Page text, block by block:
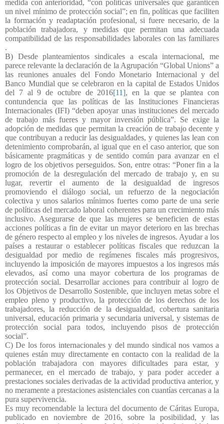
medida con anterioridad, “con políticas universales que garanticen
un nivel mínimo de protección social”; en fin, políticas que faciliten
la formación y readaptación profesional, si fuere necesario, de la
población trabajadora, y medidas que permitan una adecuada
compatibilidad de las responsabilidades laborales con las familiares
.
B) Desde planteamientos sindicales a escala internacional, me
parece relevante la declaración de la Agrupación “Global Unions” a
las reuniones anuales del Fondo Monetario Internacional y del
Banco Mundial que se celebraron en la capital de Estados Unidos
del 7 al 9 de octubre de 2016[11], en la que se plantea con
contundencia que las políticas de las Instituciones Financieras
Internacionales (IFI) “deben apoyar unas instituciones del mercado
de trabajo más fueres y mayor inversión pública”. Se exige la
adopción de medidas que permitan la creación de trabajo decente y
que contribuyan a reducir las desigualdades, y quienes las lean con
detenimiento comprobarán, al igual que en el caso anterior, que son
básicamente pragmáticas y de sentido común para avanzar en el
logro de los objetivos perseguidos. Son, entre otras: “Poner fin a la
promoción de la desregulación del mercado de trabajo y, en su
lugar, revertir el aumento de la desigualdad de ingresos
promoviendo el diálogo social, un refuerzo de la negociación
colectiva y unos salarios mínimos fuertes como parte de una serie
de políticas del mercado laboral coherentes para un crecimiento más
inclusivo. Asegurarse de que las mujeres se beneficien de estas
acciones políticas a fin de evitar un mayor deterioro en las brechas
de género respecto al empleo y los niveles de ingresos. Ayudar a los
países a restaurar o establecer políticas fiscales que reduzcan la
desigualdad por medio de regímenes fiscales más progresivos,
incluyendo la imposición de mayores impuestos a los ingresos más
elevados, así como una mayor cobertura de los programas de
protección social. Desarrollar acciones para contribuir al logro de
los Objetivos de Desarrollo Sostenible, que incluyen metas sobre el
empleo pleno y productivo, la protección de los derechos de los
trabajadores, la reducción de la desigualdad, cobertura sanitaria
universal, educación primaria y secundaria universal, y sistemas de
protección social para todos, incluyendo pisos de protección
social”.
C) De los foros internacionales y del mundo sindical nos vamos a
quienes están muy directamente en contacto con la realidad de la
población trabajadora con mayores dificultades para estar, y
permanecer, en el mercado de trabajo, y para poder acceder a
prestaciones sociales derivadas de la actividad productiva anterior, y
no meramente a prestaciones asistenciales con cuantías cercanas a la
pura supervivencia.
Es muy recomendable la lectura del documento de Cáritas Europa,
publicado en noviembre de 2016, sobre la posibilidad, y las